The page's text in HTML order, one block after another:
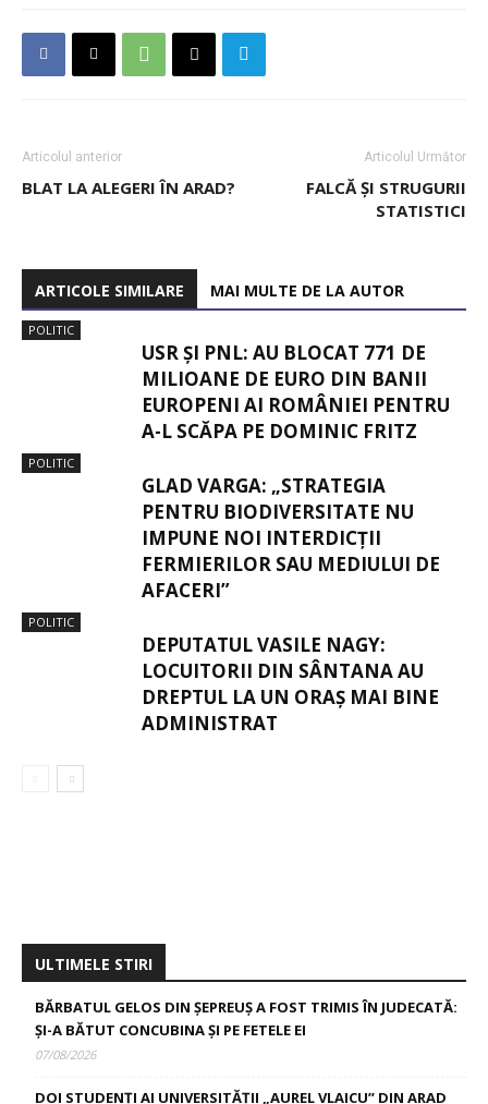
Articolul anterior
BLAT LA ALEGERI ÎN ARAD?
Articolul Următor
FALCĂ ȘI STRUGURII
STATISTICI
ARTICOLE SIMILARE MAI MULTE DE LA AUTOR
POLITIC
USR ȘI PNL: AU BLOCAT 771 DE
MILIOANE DE EURO DIN BANII
EUROPENI AI ROMÂNIEI PENTRU
A-L SCĂPA PE DOMINIC FRITZ
POLITIC
GLAD VARGA: „STRATEGIA
PENTRU BIODIVERSITATE NU
IMPUNE NOI INTERDICȚII
FERMIERILOR SAU MEDIULUI DE
AFACERI”
POLITIC
DEPUTATUL VASILE NAGY:
LOCUITORII DIN SÂNTANA AU
DREPTUL LA UN ORAȘ MAI BINE
ADMINISTRAT
ULTIMELE STIRI
BĂRBATUL GELOS DIN ȘEPREUȘ A FOST TRIMIS ÎN JUDECATĂ:
ȘI-A BĂTUT CONCUBINA ȘI PE FETELE EI
07/08/2026
DOI STUDENȚI AI UNIVERSITĂȚII „AUREL VLAICU” DIN ARAD